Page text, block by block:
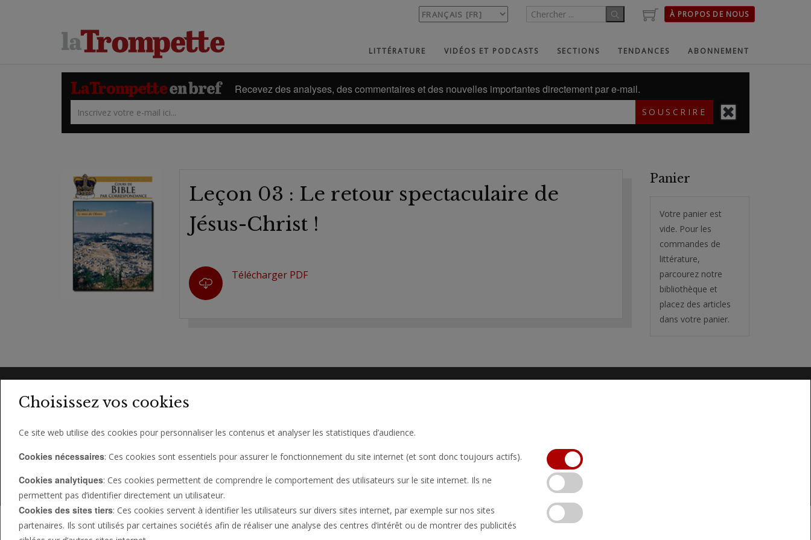
À PROPOS DE NOUS
LITTÉRATURE VIDÉOS ET PODCASTS SECTIONS TENDANCES ABONNEMENT
Recevez des analyses, des commentaires et des nouvelles importantes directement par e-mail.
SOUSCRIRE
Leçon 03 : Le retour spectaculaire de
Jésus-Christ !
Télécharger PDF
Panier
Votre panier est
vide. Pour les
commandes de
littérature,
parcourez notre
bibliothèque et
placez des articles
dans votre panier.
FAIRE UN DON
© 2026 PHILADELPHIA CHURCH OF GOD, ALL RIGHTS RESERVED
© 2026 ÉGLISE DE PHILADELPHIE DE DIEU, VERSION DÉRIVÉE EN FRANÇAIS, TOUS DROITS RÉSERVÉS
Choisissez vos cookies
Ce site web utilise des cookies pour personnaliser les contenus et analyser les statistiques d’audience.
Cookies nécessaires: Ces cookies sont essentiels pour assurer le fonctionnement du site internet (et sont donc toujours actifs).
Cookies analytiques: Ces cookies permettent de comprendre le comportement des utilisateurs sur le site internet. Ils ne
permettent pas d’identifier directement un utilisateur.
Cookies des sites tiers: Ces cookies servent à identifier les utilisateurs sur divers sites internet, par exemple sur nos sites
partenaires. Ils sont utilisés par certaines sociétés afin de réaliser une analyse des centres d’intérêt ou de montrer des publicités